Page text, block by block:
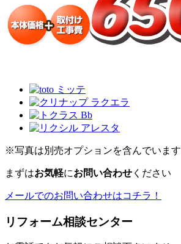
※写真は別売オプションを含んでいます
まずはお気軽にお問い合わせ ください
メールでのお問い合わせはコチラ！
リフォーム相談センター